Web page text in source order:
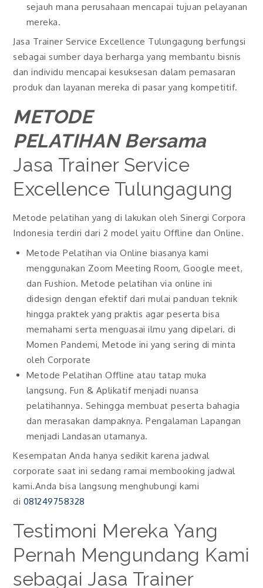
sejauh mana perusahaan mencapai tujuan pelayanan
mereka.
Jasa Trainer Service Excellence Tulungagung berfungsi
sebagai sumber daya berharga yang membantu bisnis
dan individu mencapai kesuksesan dalam pemasaran
produk dan layanan mereka di pasar yang kompetitif.
METODE
PELATIHAN Bersama
Jasa Trainer Service
Excellence Tulungagung
Metode pelatihan yang di lakukan oleh Sinergi Corpora
Indonesia terdiri dari 2 model yaitu Offline dan Online.
Metode Pelatihan via Online biasanya kami
menggunakan Zoom Meeting Room, Google meet,
dan Fushion. Metode pelatihan via online ini
didesign dengan efektif dari mulai panduan teknik
hingga praktek yang praktis agar peserta bisa
memahami serta menguasai ilmu yang dipelari. di
Momen Pandemi, Metode ini yang sering di minta
oleh Corporate
Metode Pelatihan Offline atau tatap muka
langsung. Fun & Aplikatif menjadi nuansa
pelatihannya. Sehingga membuat peserta bahagia
dan merasakan dampaknya. Pengalaman Lapangan
menjadi Landasan utamanya.
Kesempatan Anda hanya sedikit karena jadwal
corporate saat ini sedang ramai membooking jadwal
kami.Anda bisa langsung menghubungi kami
di 081249758328
Testimoni Mereka Yang
Pernah Mengundang Kami
sebagai Jasa Trainer